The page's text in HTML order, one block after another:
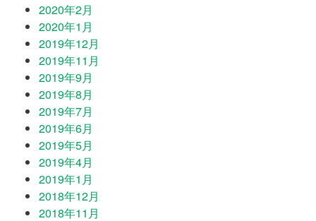
2020年2月
2020年1月
2019年12月
2019年11月
2019年9月
2019年8月
2019年7月
2019年6月
2019年5月
2019年4月
2019年1月
2018年12月
2018年11月